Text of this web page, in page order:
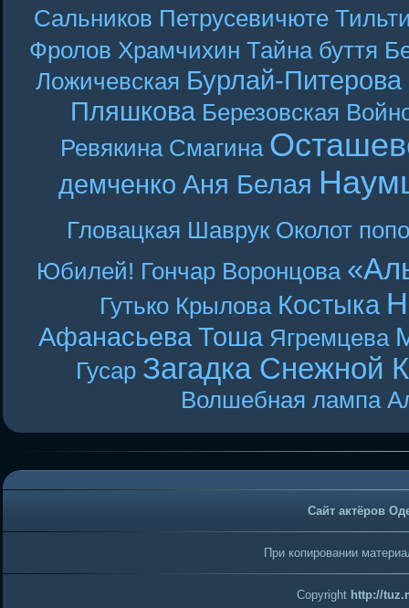
Сальников Петрусевичюте
Фролов Храмчихин Тайна буття
Ложичевская Бурлай-Питерова
Пляшкова Березовская
Ревякина Смагина
демченко Аня Белая
Гловацкая Шаврук Околот
Юбилей! Гончар Воронцова
Гутько Крылова Костыка
Афанасьева Тоша Ягремцева
Гусар Загадка Снежной
Волшебная лампа
Сайт актёров
При копировании
Copyright http://